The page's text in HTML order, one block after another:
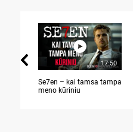
17:50
Se7en – kai tamsa tampa
meno kūriniu